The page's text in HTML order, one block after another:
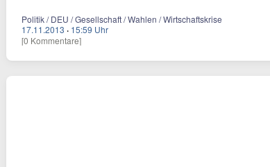
Politik / DEU / Gesellschaft / Wahlen / Wirtschaftskrise
17.11.2013 · 15:59 Uhr
[0 Kommentare]